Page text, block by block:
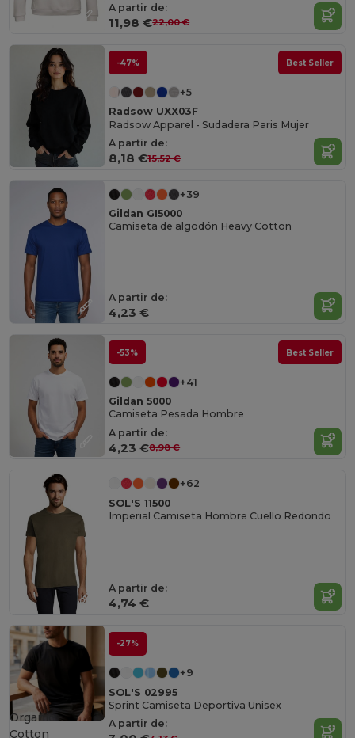
A partir de:
11,98 €22,00 €
-47% Best Seller
+5
Radsow UXX03F
Radsow Apparel - Sudadera Paris Mujer
A partir de:
8,18 €15,52 €
+39
Gildan GI5000
Camiseta de algodón Heavy Cotton
A partir de:
4,23 €
-53% Best Seller
+41
Gildan 5000
Camiseta Pesada Hombre
A partir de:
4,23 €8,98 €
+62
SOL'S 11500
Imperial Camiseta Hombre Cuello Redondo
A partir de:
4,74 €
-27%
+9
SOL'S 02995
Sprint Camiseta Deportiva Unisex
A partir de:
Organic
Cotton